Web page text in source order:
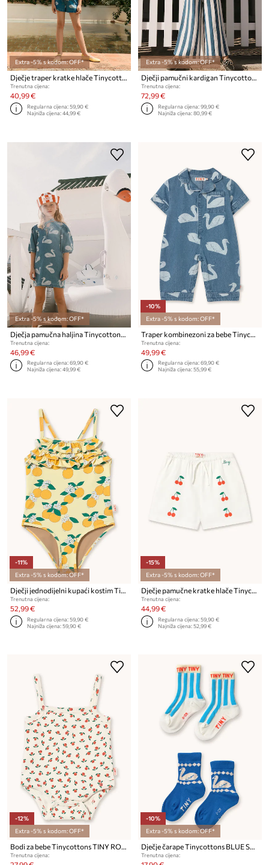
Extra -5% s kodom: OFF*
Dječje traper kratke hlače Tinycottons BIG SWANS SHORTS
Trenutna cijena:
40,99 €
Regularna cijena:59,90 €
Najniža cijena:44,99 €
Extra -5% s kodom: OFF*
Dječji pamučni kardigan Tinycottons SWANS DIAMONDS CARDIGAN
Trenutna cijena:
72,99 €
Regularna cijena:99,90 €
Najniža cijena:80,99 €
Extra -5% s kodom: OFF*
Trenutna cijena:
46,99 €
Regularna cijena:69,90 €
Najniža cijena:49,99 €
-10%
Extra -5% s kodom: OFF*
Trenutna cijena:
49,99 €
Regularna cijena:69,90 €
Najniža cijena:55,99 €
-11%
Extra -5% s kodom: OFF*
Dječji jednodijelni kupaći kostim Tinycottons ORANGES SWIMSUIT
Trenutna cijena:
52,99 €
Regularna cijena:59,90 €
Najniža cijena:59,90 €
-15%
Extra -5% s kodom: OFF*
Dječje pamučne kratke hlače Tinycottons MINI CHERRIES TWILL SHORTS
Trenutna cijena:
44,99 €
Regularna cijena:59,90 €
Najniža cijena:52,99 €
-12%
Extra -5% s kodom: OFF*
Bodi za bebe Tinycottons TINY ROSES RIB SLEEVELESS BODY
Trenutna cijena:
-10%
Extra -5% s kodom: OFF*
Dječje čarape Tinycottons BLUE STRIPES & SWAN MEDIUM SOCKS 2-pack
Trenutna cijena: